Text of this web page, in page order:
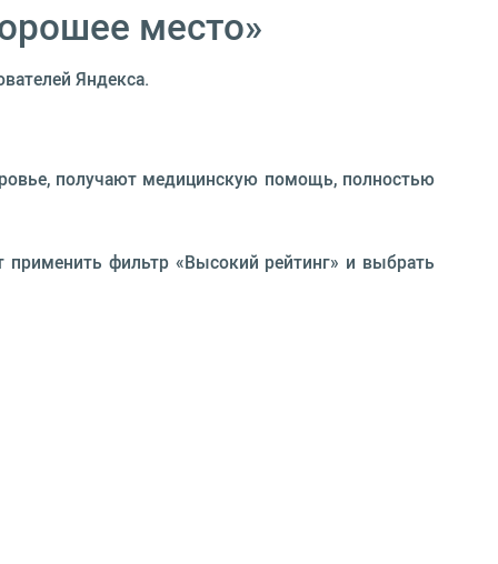
место»
Яндекса.
получают медицинскую помощь, полностью
применить фильтр «Высокий рейтинг» и выбрать